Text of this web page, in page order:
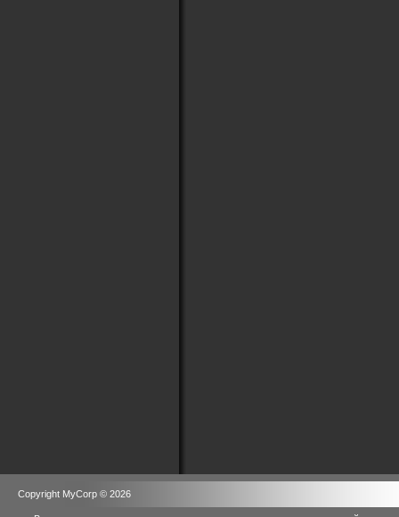
Copyright MyCorp © 2026